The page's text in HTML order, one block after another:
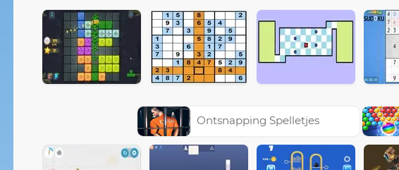
Ontsnapping Spelletjes